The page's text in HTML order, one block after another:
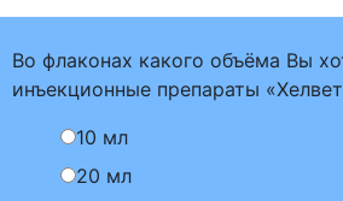
Во флаконах какого объёма Вы
инъекционные препараты
10 мл
20 мл